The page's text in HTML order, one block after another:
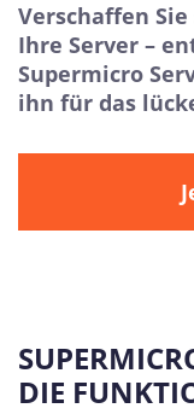
Verschaffen
Ihre Server –
Supermicro
ihn für das
DIE